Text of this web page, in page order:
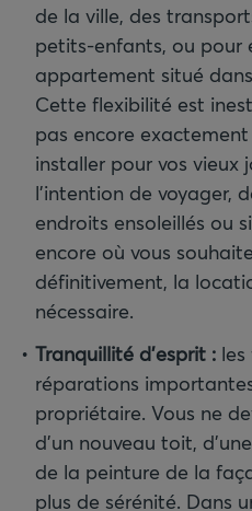
de la ville, des
petits-enfants, ou pour
appartement situé
Cette flexibilité est
pas encore
installer pour vos vieux
l’intention de voyager,
endroits ensoleillés ou
encore où vous
définitivement, la
nécessaire.
Tranquillité d’esprit :
réparations
propriétaire. Vous ne
d’un nouveau toit,
de la peinture de la
plus de sérénité. Dans